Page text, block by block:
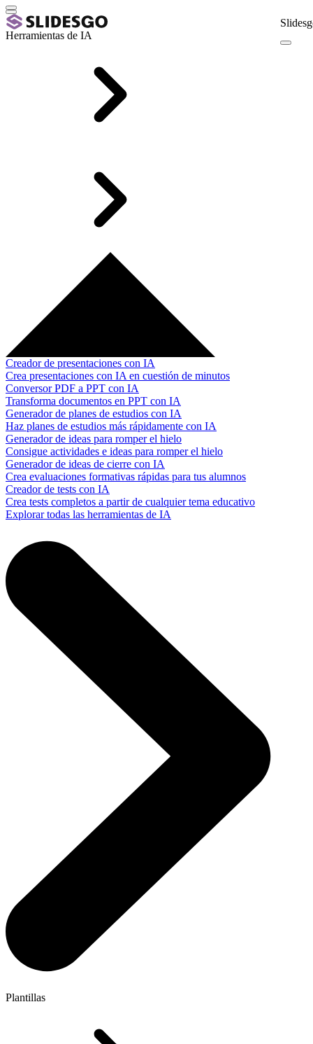
Herramientas de IA
Creador de presentaciones con IA
Crea presentaciones con IA en cuestión de minutos
Conversor PDF a PPT con IA
Transforma documentos en PPT con IA
Generador de planes de estudios con IA
Haz planes de estudios más rápidamente con IA
Generador de ideas para romper el hielo
Consigue actividades e ideas para romper el hielo
Generador de ideas de cierre con IA
Crea evaluaciones formativas rápidas para tus alumnos
Creador de tests con IA
Crea tests completos a partir de cualquier tema educativo
Explorar todas las herramientas de IA
Plantillas